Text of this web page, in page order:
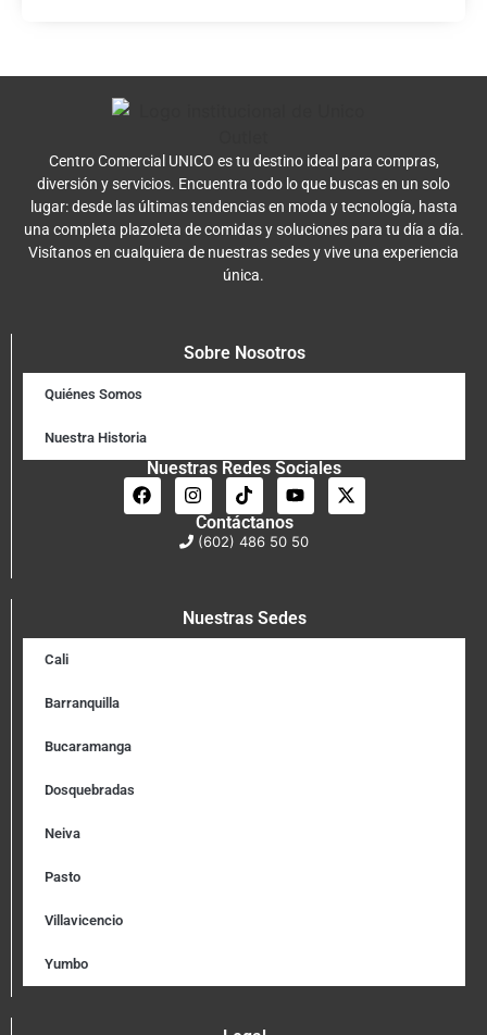
Centro Comercial UNICO es tu destino ideal para compras,
diversión y servicios. Encuentra todo lo que buscas en un solo
lugar: desde las últimas tendencias en moda y tecnología, hasta
una completa plazoleta de comidas y soluciones para tu día a día.
Visítanos en cualquiera de nuestras sedes y vive una experiencia
única.
Sobre Nosotros
Quiénes Somos
Nuestra Historia
Nuestras Redes Sociales
Contáctanos
(602) 486 50 50
Nuestras Sedes
Cali
Barranquilla
Bucaramanga
Dosquebradas
Neiva
Pasto
Villavicencio
Yumbo